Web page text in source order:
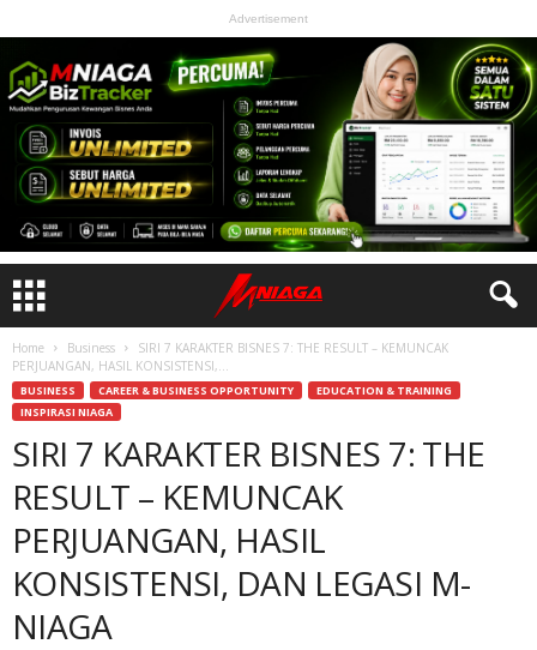
Advertisement
Home Business
SIRI 7 KARAKTER BISNES 7: THE RESULT – KEMUNCAK
PERJUANGAN, HASIL KONSISTENSI,...
BUSINESS CAREER & BUSINESS OPPORTUNITY
EDUCATION & TRAINING
INSPIRASI NIAGA
SIRI 7 KARAKTER BISNES 7: THE
RESULT – KEMUNCAK
PERJUANGAN, HASIL
KONSISTENSI, DAN LEGASI M-
NIAGA